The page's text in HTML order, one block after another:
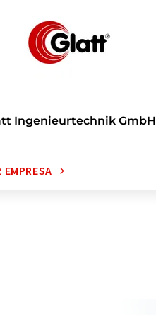
Ingenieurtechnik GmbH
EMPRESA